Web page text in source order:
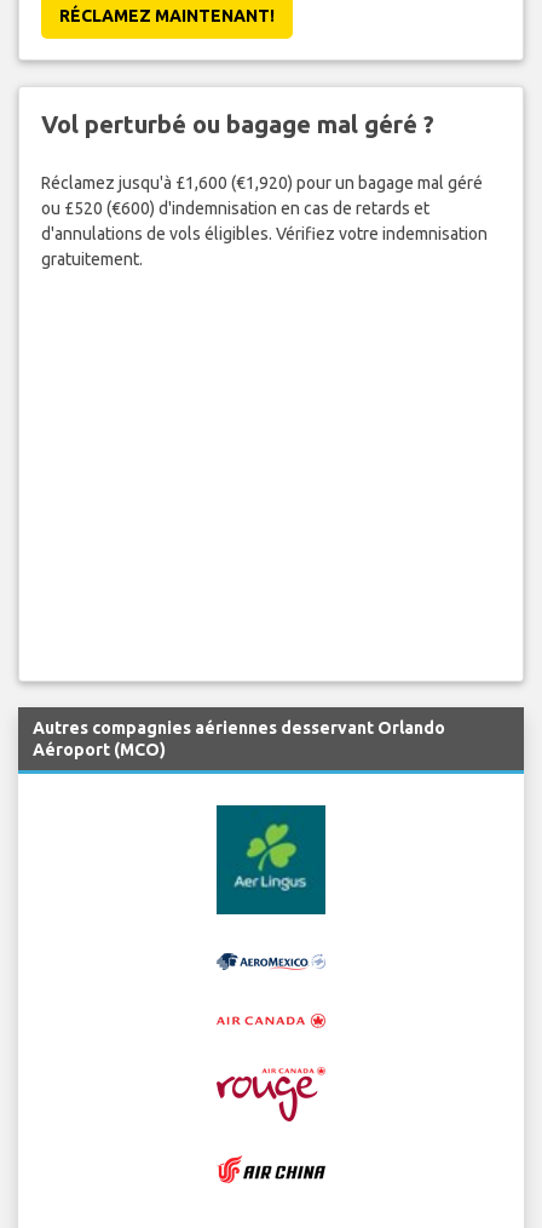
RÉCLAMEZ MAINTENANT!
Vol perturbé ou bagage mal géré ?
Réclamez jusqu'à £1,600 (€1,920) pour un bagage mal géré
ou £520 (€600) d'indemnisation en cas de retards et
d'annulations de vols éligibles. Vérifiez votre indemnisation
gratuitement.
Autres compagnies aériennes desservant Orlando
Aéroport (MCO)